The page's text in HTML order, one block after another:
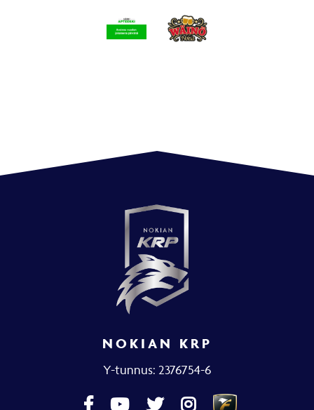
NOKIAN KRP
Y-tunnus: 2376754-6